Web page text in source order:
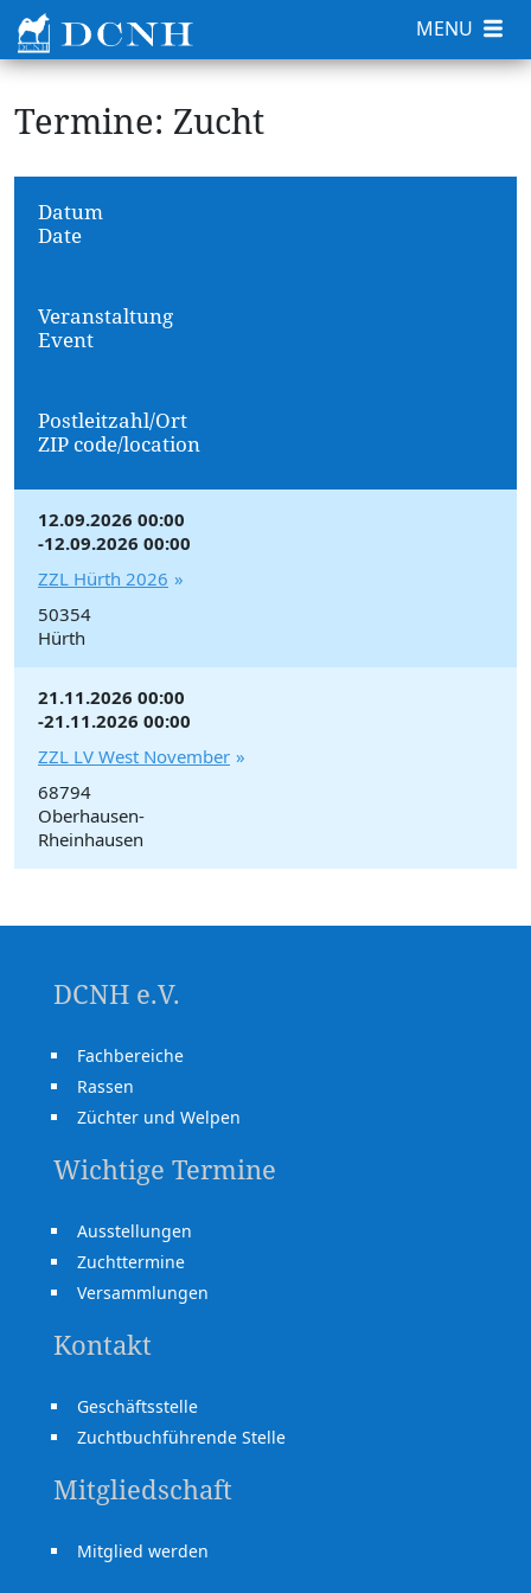
Termine: Zucht
Datum
Date
Veranstaltung
Event
Postleitzahl/Ort
ZIP code/location
12.09.2026 00:00
-12.09.2026 00:00
ZZL Hürth 2026
50354
Hürth
21.11.2026 00:00
-21.11.2026 00:00
ZZL LV West November
68794
Oberhausen-
Rheinhausen
DCNH e.V.
Fachbereiche
Rassen
Züchter und Welpen
Wichtige Termine
Ausstellungen
Zuchttermine
Versammlungen
Kontakt
Geschäftsstelle
Zuchtbuchführende Stelle
Mitgliedschaft
Mitglied werden
MENU